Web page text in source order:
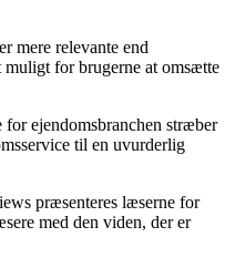
mere relevante end
muligt for brugerne at omsætte
ejendomsbranchen stræber
til en uvurderlig
præsenteres læserne for
med den viden, der er